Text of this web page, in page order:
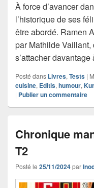
À force d’avancer
l’historique de ses
être abordé. Ramen
par Mathilde
s’attacher
Posté dans Livres, Tests |
cuisine, Editis, humour,
| Publier un commentaire
Chronique
T2
Posté le 25/11/2024par